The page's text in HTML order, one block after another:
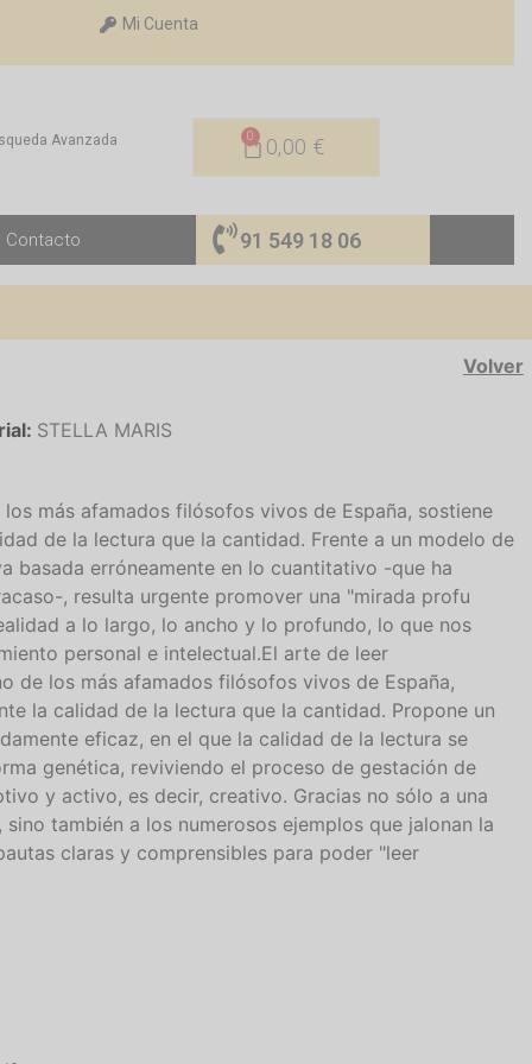
Mi Cuenta
Avanzada 0,00 €
0
Contacto 91 549 18 06
Volver
STELLA MARIS
más afamados filósofos vivos de España, sostiene
de la lectura que la cantidad. Frente a un modelo de
basada erróneamente en lo cuantitativo -que ha
, resulta urgente promover una "mirada profu
a lo largo, lo ancho y lo profundo, lo que nos
personal e intelectual.El arte de leer
de los más afamados filósofos vivos de España,
la calidad de la lectura que la cantidad. Propone un
eficaz, en el que la calidad de la lectura se
genética, reviviendo el proceso de gestación de
y activo, es decir, creativo. Gracias no sólo a una
también a los numerosos ejemplos que jalonan la
claras y comprensibles para poder "leer